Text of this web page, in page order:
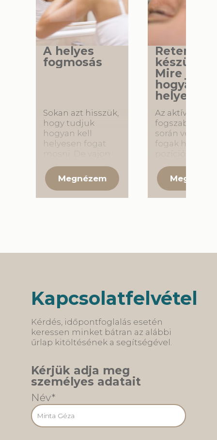
A helyes
fogmosás
Sokan azt hisszük,
hogy tudjuk
hogyan kell
helyesen fogat
tényleg? Fontos,
hogy
rendszeresen és a
amely a fogakon
Retenciós
készülék
Mire jó és
hogyan
helyesen?
Az aktív
során végzett
fogak helyes
mozgatását
követően
rendkívül
fogak
A
eszköz
eltávolításakor
egy speciális
retenciós…
Kapcsolatfelvétel
Kérdés, időpontfoglalás esetén
keressen minket bátran az alábbi
űrlap kitöltésének a segítségével.
Kérjük adja meg
személyes adatait
Név*